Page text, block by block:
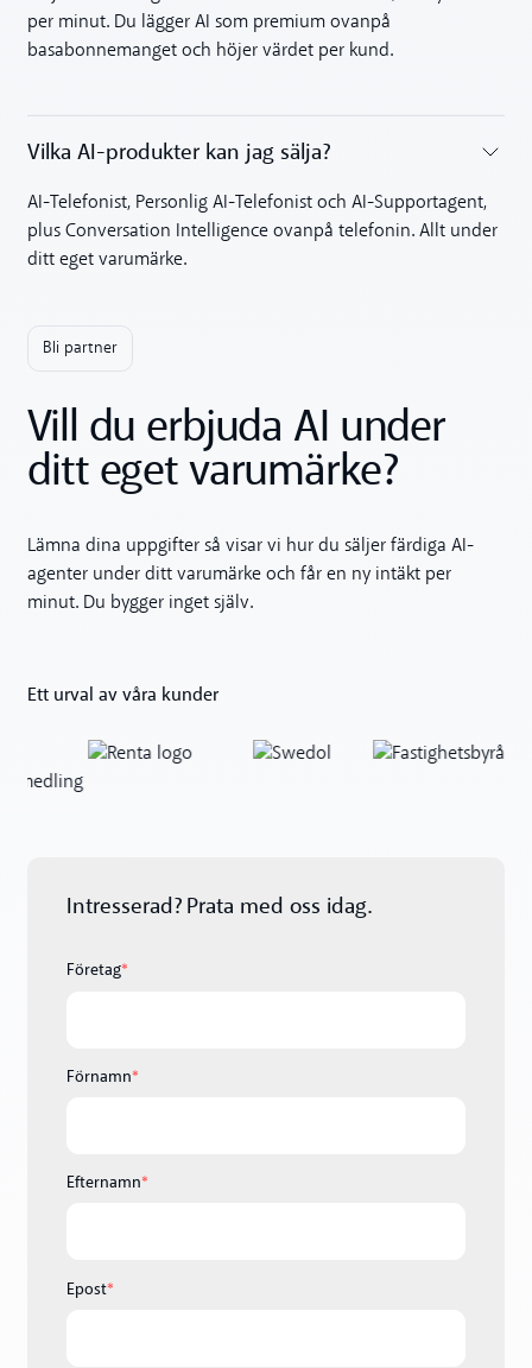
per minut. Du lägger AI som premium ovanpå
basabonnemanget och höjer värdet per kund.
Toggle accordion
Vilka AI-produkter kan jag sälja?
AI-Telefonist, Personlig AI-Telefonist och AI-Supportagent,
plus Conversation Intelligence ovanpå telefonin. Allt under
ditt eget varumärke.
Bli partner
Vill du erbjuda AI under
ditt eget varumärke?
Lämna dina uppgifter så visar vi hur du säljer färdiga AI-
agenter under ditt varumärke och får en ny intäkt per
minut. Du bygger inget själv.
Ett urval av våra kunder
Intresserad? Prata med oss idag.
Företag*
Förnamn*
Efternamn*
Epost*